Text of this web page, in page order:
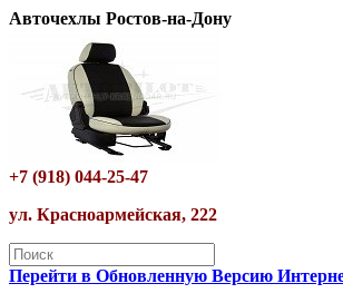
Авточехлы Ростов-на-Дону
+7 (918) 044-25-47
ул. Красноармейская, 222
Перейти в Обновленную Версию